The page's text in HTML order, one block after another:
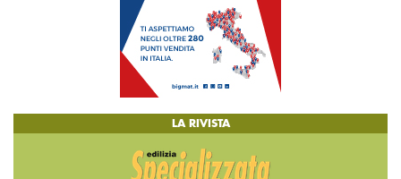
LA RIVISTA